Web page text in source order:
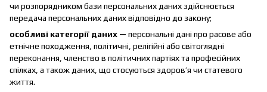
чи розпорядником бази персональних даних здійснюється
передача персональних даних відповідно до закону;
особливі категорії даних — персональні дані про расове або
етнічне походження, політичні, релігійні або світоглядні
переконання, членство в політичних партіях та професійних
спілках, а також даних, що стосуються здоров’я чи статевого
життя.